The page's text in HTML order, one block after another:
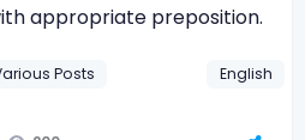
appropriate preposition.
Posts
English